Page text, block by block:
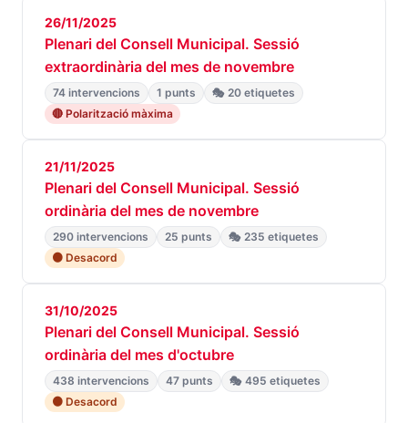
26/11/2025
Plenari del Consell Municipal. Sessió
extraordinària del mes de novembre
74 intervencions 1 punts
🎭 20 etiquetes
🔴 Polarització màxima
21/11/2025
Plenari del Consell Municipal. Sessió
ordinària del mes de novembre
290 intervencions 25 punts
🎭 235 etiquetes
🟠 Desacord
31/10/2025
Plenari del Consell Municipal. Sessió
ordinària del mes d'octubre
438 intervencions 47 punts
🎭 495 etiquetes
🟠 Desacord